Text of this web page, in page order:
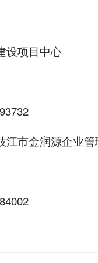
设项目中心
江市金润源企业